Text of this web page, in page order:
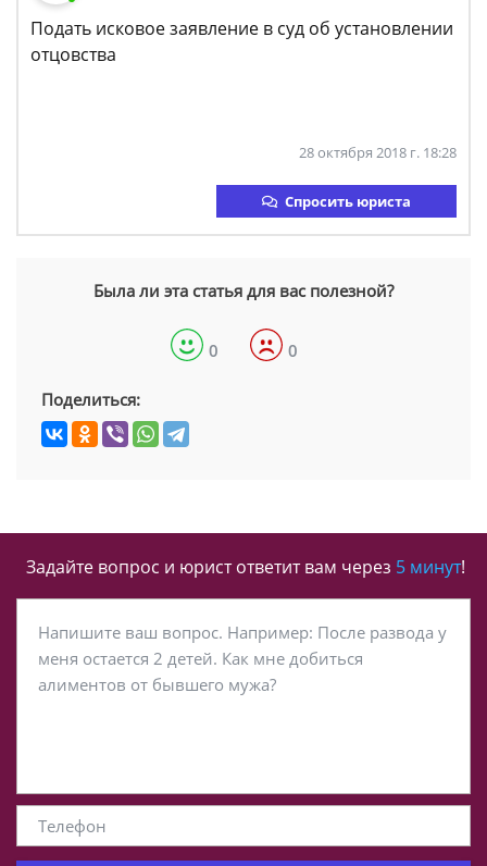
Подать исковое заявление в суд об установлении
отцовства
28 октября 2018 г. 18:28
Спросить юриста
Была ли эта статья для вас полезной?
0 0
Поделиться:
Задайте вопрос и юрист ответит вам через 5 минут!